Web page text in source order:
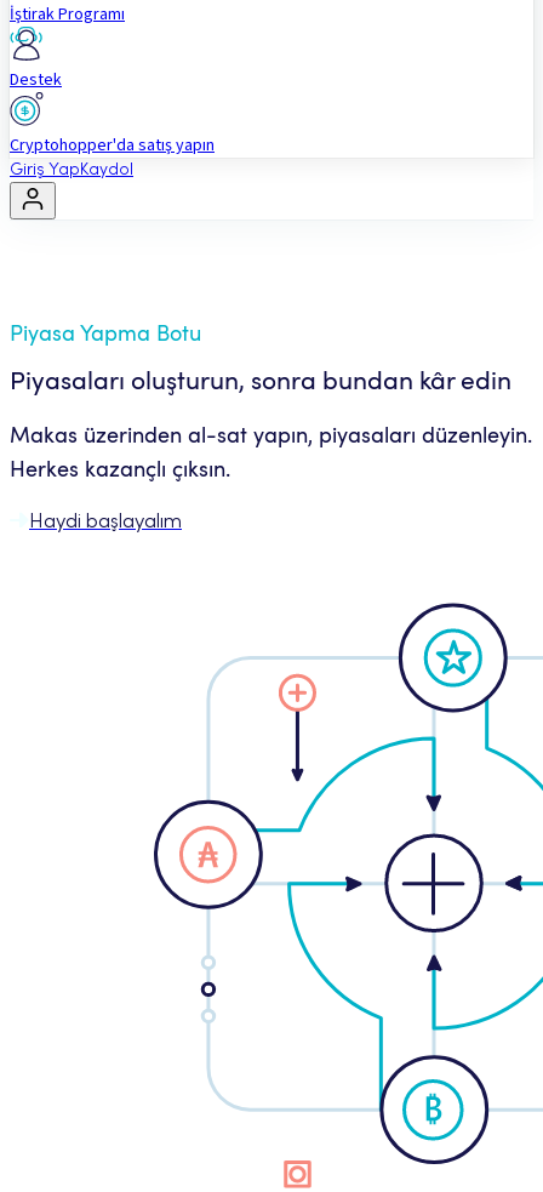
İştirak Programı
Destek
Cryptohopper'da satış yapın
Giriş Yap Kaydol
Piyasa Yapma Botu
Piyasaları oluşturun, sonra bundan kâr edin
Makas üzerinden al-sat yapın, piyasaları düzenleyin.
Herkes kazançlı çıksın.
Haydi başlayalım